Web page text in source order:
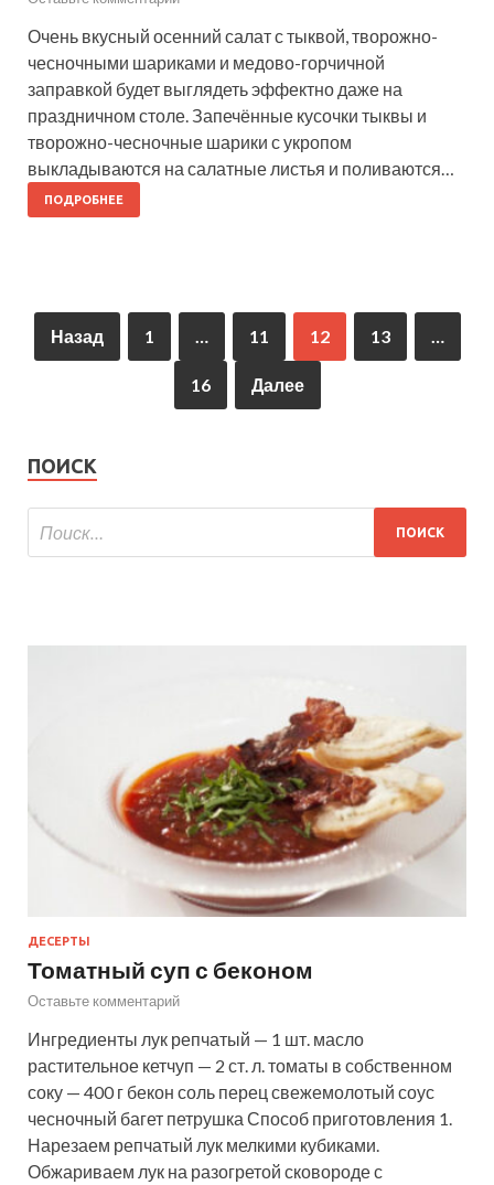
Очень вкусный осенний салат с тыквой, творожно-
чесночными шариками и медово-горчичной
заправкой будет выглядеть эффектно даже на
праздничном столе. Запечённые кусочки тыквы и
творожно-чесночные шарики с укропом
выкладываются на салатные листья и поливаются…
ПОДРОБНЕЕ
Назад 1 … 11 12 13 …
16 Далее
ПОИСК
ДЕСЕРТЫ
Томатный суп с беконом
Оставьте комментарий
Ингредиенты лук репчатый — 1 шт. масло
растительное кетчуп — 2 ст. л. томаты в собственном
соку — 400 г бекон соль перец свежемолотый соус
чесночный багет петрушка Способ приготовления 1.
Нарезаем репчатый лук мелкими кубиками.
Обжариваем лук на разогретой сковороде с